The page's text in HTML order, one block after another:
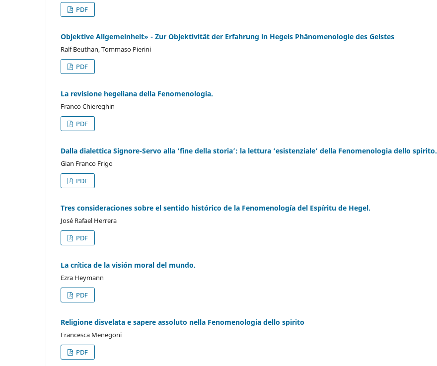
PDF
Objektive Allgemeinheit» - Zur Objektivität der Erfahrung in Hegels Phänomenologie des Geistes
Ralf Beuthan, Tommaso Pierini
PDF
La revisione hegeliana della Fenomenologia.
Franco Chiereghin
PDF
Dalla dialettica Signore-Servo alla ‘fine della storia’: la lettura ‘esistenziale’ della Fenomenologia dello spirito.
Gian Franco Frigo
PDF
Tres consideraciones sobre el sentido histórico de la Fenomenología del Espíritu de Hegel.
José Rafael Herrera
PDF
La crítica de la visión moral del mundo.
Ezra Heymann
PDF
Religione disvelata e sapere assoluto nella Fenomenologia dello spirito
Francesca Menegoni
PDF